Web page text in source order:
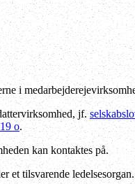
i
jf.
o.
kan kontaktes på.
et tilsvarende ledelsesorgan.